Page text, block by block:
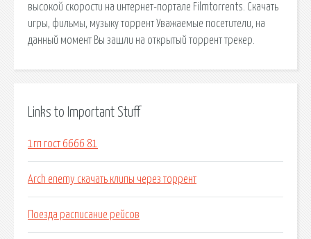
высокой скорости на интернет-портале Filmtorrents. Скачать
игры, фильмы, музыку торрент Уважаемые посетители, на
данный момент Вы зашли на открытый торрент трекер.
Links to Important Stuff
1гп гост 6666 81
Arch enemy скачать клипы через торрент
Поезда расписание рейсов